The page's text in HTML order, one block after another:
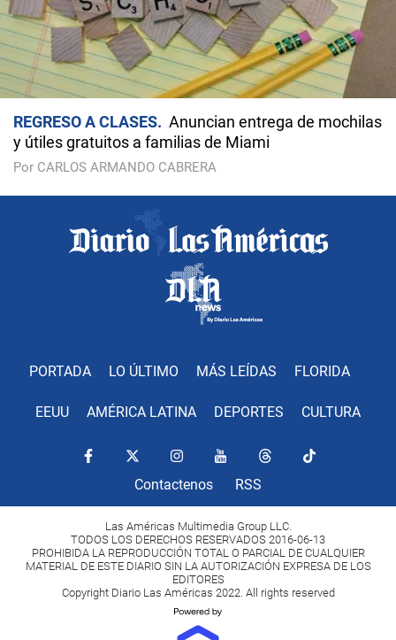
REGRESO A CLASES
Anuncian entrega de mochilas
y útiles gratuitos a familias de Miami
Por CARLOS ARMANDO CABRERA
PORTADA LO ÚLTIMO MÁS LEÍDAS FLORIDA
EEUU AMÉRICA LATINA DEPORTES CULTURA
Contactenos RSS
Las Américas Multimedia Group LLC.
TODOS LOS DERECHOS RESERVADOS 2016-06-13
PROHIBIDA LA REPRODUCCIÓN TOTAL O PARCIAL DE CUALQUIER
MATERIAL DE ESTE DIARIO SIN LA AUTORIZACIÓN EXPRESA DE LOS
EDITORES
Copyright Diario Las Américas 2022. All rights reserved